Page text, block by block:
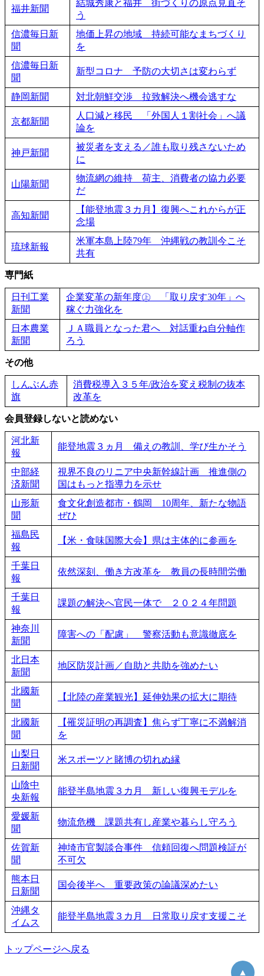
福井新聞
結城秀康と福井 街づくりの原点見直そ
う
信濃毎日新
聞
地価上昇の地域 持続可能なまちづくり
を
信濃毎日新
聞
新型コロナ 予防の大切さは変わらず
静岡新聞 対北朝鮮交渉 拉致解決へ機会逃すな
京都新聞
人口減と移民 「外国人１割社会」へ議
論を
神戸新聞
被災者を支える／誰も取り残さないため
に
山陽新聞
物流網の維持 荷主、消費者の協力必要
だ
高知新聞
【能登地震３カ月】復興へこれからが正
念場
琉球新報
米軍本島上陸79年 沖縄戦の教訓今こそ
共有
専門紙
日刊工業
新聞
企業変革の新年度㊤ 「取り戻す30年」へ
稼ぐ力強化を
日本農業
新聞
ＪＡ職員となった君へ 対話重ね自分軸作
ろう
その他
しんぶん赤
旗
消費税導入３５年/政治を変え税制の抜本
改革を
会員登録しないと読めない
河北新
報
能登地震３ヵ月 備えの教訓、学び生かそう
中部経
済新聞
視界不良のリニア中央新幹線計画 推進側の
国はもっと指導力を示せ
山形新
聞
食文化創造都市・鶴岡 10周年、新たな物語
ぜひ
福島民
報
【米・食味国際大会】県は主体的に参画を
千葉日
報
依然深刻、働き方改革を 教員の長時間労働
千葉日
報
課題の解決へ官民一体で ２０２４年問題
神奈川
新聞
障害への「配慮」 警察活動も意識徹底を
北日本
新聞
地区防災計画／自助と共助を強めたい
北國新
聞
【北陸の産業観光】延伸効果の拡大に期待
北國新
聞
【罹災証明の再調査】焦らず丁寧に不満解消
を
山梨日
日新聞
米スポーツと賭博の切れぬ縁
山陰中
央新報
能登半島地震３カ月 新しい復興モデルを
愛媛新
聞
物流危機 課題共有し産業や暮らし守ろう
佐賀新
聞
神埼市官製談合事件 信頼回復へ問題検証が
不可欠
熊本日
日新聞
国会後半へ 重要政策の論議深めたい
沖縄タ
イムス
能登半島地震３カ月 日常取り戻す支援こそ
トップページへ戻る
▲